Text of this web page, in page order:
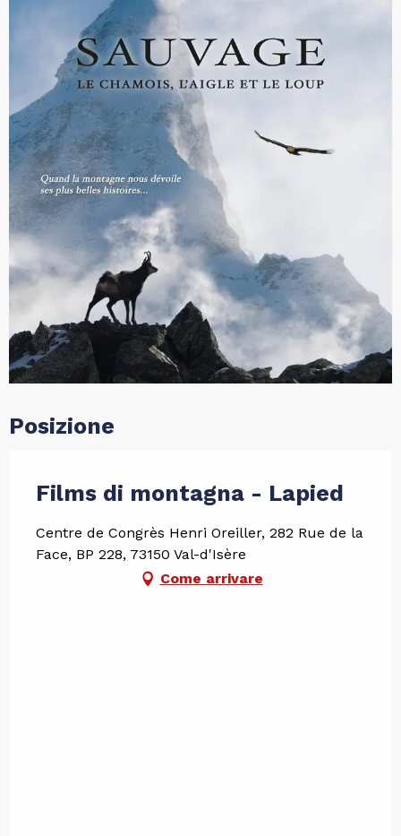
Posizione
Films di montagna - Lapied
Centre de Congrès Henri Oreiller, 282 Rue de la
Face, BP 228, 73150 Val-d'Isère
Come arrivare